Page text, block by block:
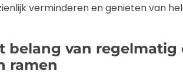
verminderen en genieten van
belang van
ramen